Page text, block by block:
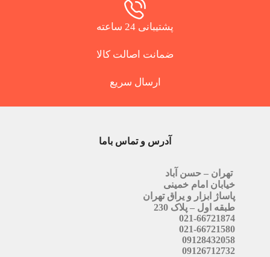
پشتیبانی 24 ساعته
ضمانت اصالت کالا
ارسال سریع
آدرس و تماس باما
تهران – حسن آباد
خیابان امام خمینی
پاساژ ابزار و یراق تهران
طبقه اول – پلاک 230
021-66721874
021-66721580
09128432058
09126712732